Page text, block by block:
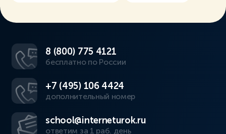
8 (800) 775 4121
бесплатно по России
+7 (495) 106 4424
дополнительный номер
school@interneturok.ru
ответим за 1 раб. день